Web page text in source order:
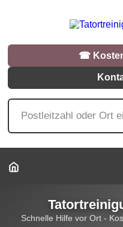
☎︎
Schnelle Hilfe vor Ort -